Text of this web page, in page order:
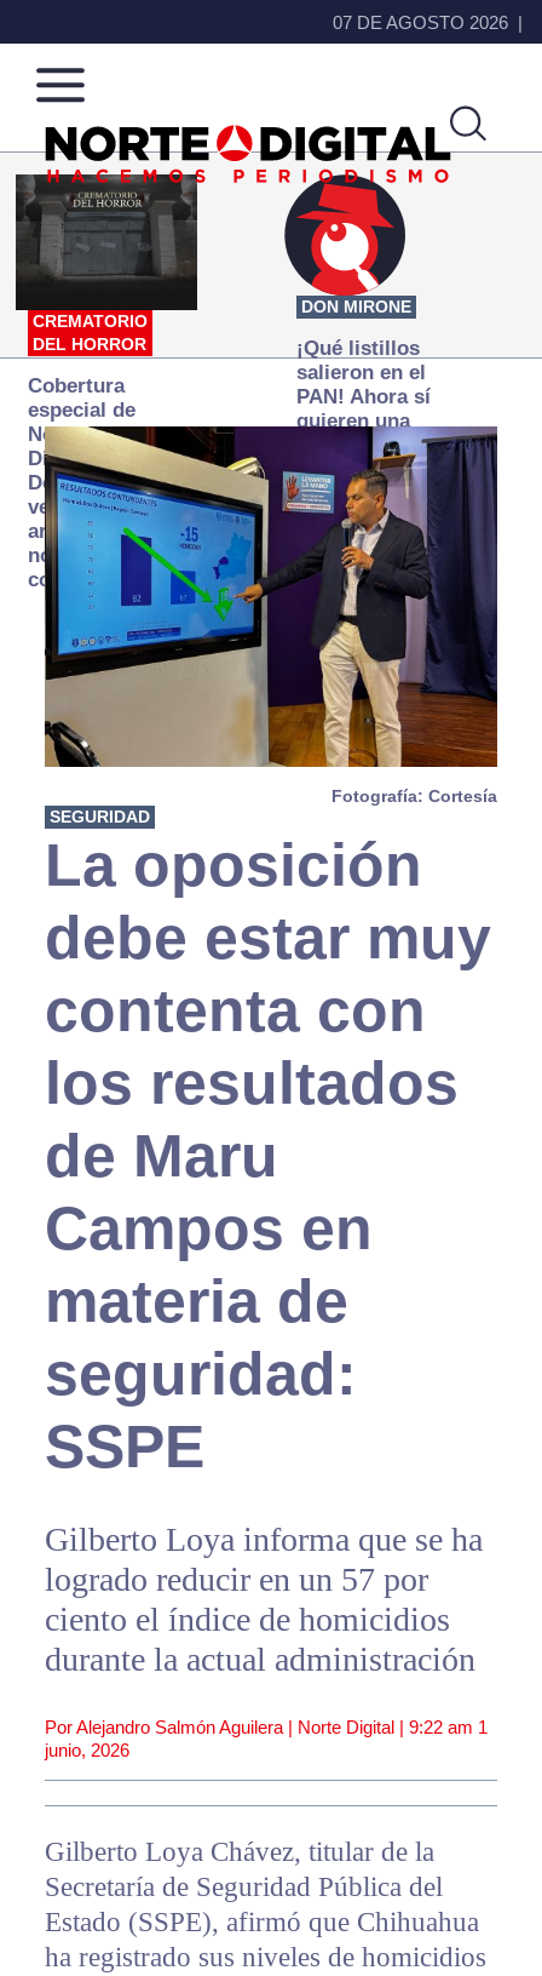
07 DE AGOSTO 2026
Norte
de
Ciudad
Más
que
noticias,
hacemos periodismo
CREMATORIO
DEL HORROR
Cobertura
especial de
Norte
Digital:
Donde la
verdad
arde… pero
no se
consume
DON MIRONE
¡Qué listillos
salieron en el
PAN! Ahora sí
quieren una
autónoma… y
transexenal
Fotografía: Cortesía
SEGURIDAD
La oposición
debe estar muy
contenta con
los resultados
de Maru
Campos en
materia de
seguridad:
SSPE
Gilberto Loya informa que se ha
logrado reducir en un 57 por
ciento el índice de homicidios
durante la actual administración
Por Alejandro Salmón Aguilera | Norte Digital | 9:22 am 1
junio, 2026
Gilberto Loya Chávez, titular de la
Secretaría de Seguridad Pública del
Estado (SSPE), afirmó que Chihuahua
ha registrado sus niveles de homicidios